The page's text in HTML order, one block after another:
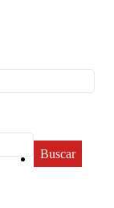
Buscar